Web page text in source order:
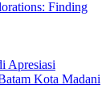
Finding
Apresiasi
Kota Madani